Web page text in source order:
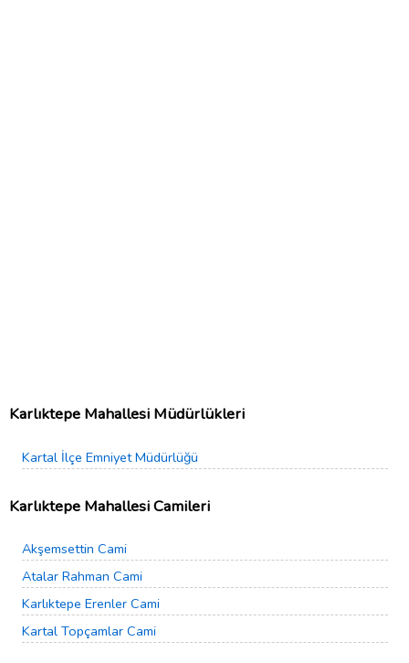
Karlıktepe Mahallesi Müdürlükleri
Kartal İlçe Emniyet Müdürlüğü
Karlıktepe Mahallesi Camileri
Akşemsettin Cami
Atalar Rahman Cami
Karlıktepe Erenler Cami
Kartal Topçamlar Cami